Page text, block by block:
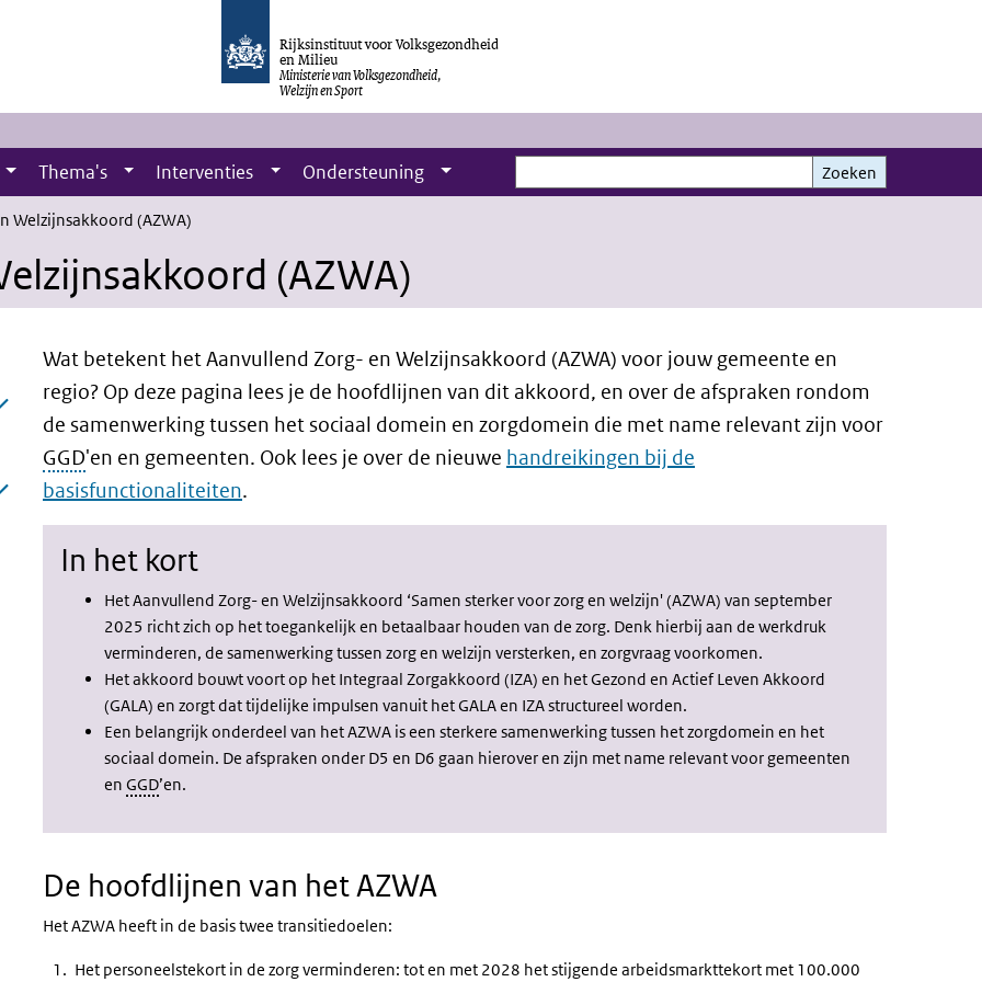
Rijksinstituut voor Volksgezondheid
en Milieu
Ministerie van Volksgezondheid,
Welzijn en Sport
Thema's Interventies Ondersteuning
Zoeken
Zoeken
Welzijnsakkoord (AZWA)
(AZWA)
Wat betekent het Aanvullend Zorg- en Welzijnsakkoord (AZWA) voor jouw gemeente en
regio? Op deze pagina lees je de hoofdlijnen van dit akkoord, en over de afspraken rondom
de samenwerking tussen het sociaal domein en zorgdomein die met name relevant zijn voor
GGD'en en gemeenten. Ook lees je over de nieuwe handreikingen bij de
basisfunctionaliteiten.
In het kort
Het Aanvullend Zorg- en Welzijnsakkoord ‘Samen sterker voor zorg en welzijn' (AZWA) van september
2025 richt zich op het toegankelijk en betaalbaar houden van de zorg. Denk hierbij aan de werkdruk
verminderen, de samenwerking tussen zorg en welzijn versterken, en zorgvraag voorkomen.
Het akkoord bouwt voort op het Integraal Zorgakkoord (IZA) en het Gezond en Actief Leven Akkoord
(GALA) en zorgt dat tijdelijke impulsen vanuit het GALA en IZA structureel worden.
Een belangrijk onderdeel van het AZWA is een sterkere samenwerking tussen het zorgdomein en het
sociaal domein. De afspraken onder D5 en D6 gaan hierover en zijn met name relevant voor gemeenten
en GGD’en.
De hoofdlijnen van het AZWA
Het AZWA heeft in de basis twee transitiedoelen:
Het personeelstekort in de zorg verminderen: tot en met 2028 het stijgende arbeidsmarkttekort met 100.000